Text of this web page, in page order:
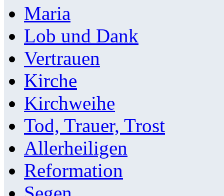
Maria
Lob und Dank
Vertrauen
Kirche
Kirchweihe
Tod, Trauer, Trost
Allerheiligen
Reformation